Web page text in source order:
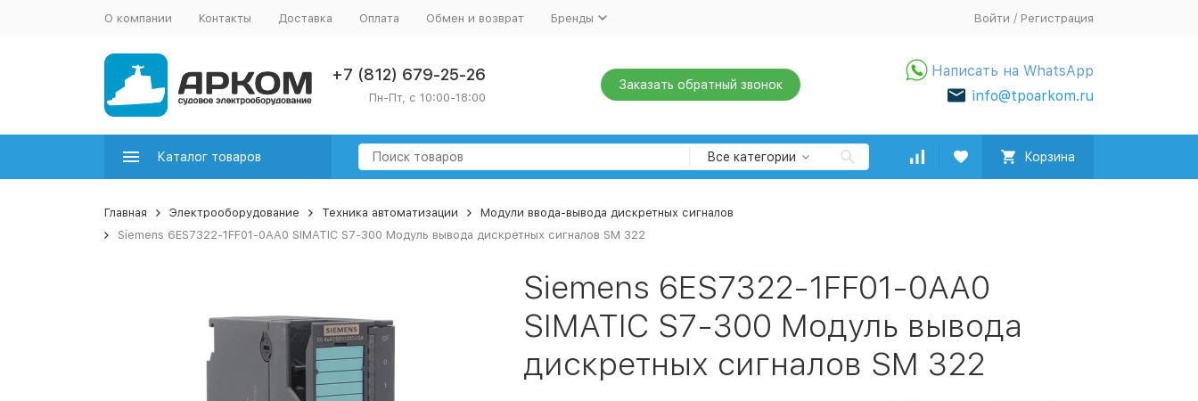
О компании Контакты Доставка Оплата Обмен и возврат Бренды Войти / Регистрация
+7 (812) 679-25-26
Пн-Пт, с 10:00-18:00
Заказать обратный звонок
Написать на WhatsApp
info@tpoarkom.ru
Каталог товаров Все категории Корзина
Главная Электрооборудование Техника автоматизации
Модули ввода-вывода дискретных сигналов
Siemens 6ES7322-1FF01-0AA0 SIMATIC S7-300 Модуль вывода дискретных сигналов SM 322
Siemens 6ES7322-1FF01-0AA0
SIMATIC S7-300 Модуль вывода
дискретных сигналов SM 322